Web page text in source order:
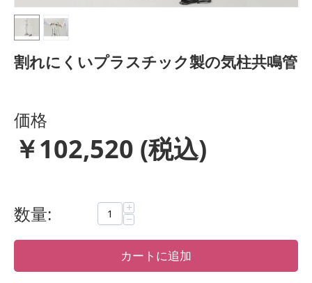
割れにくいプラスチック製の気柱共鳴管
価格
￥102,520 (税込)
数量: +
−
カートに追加